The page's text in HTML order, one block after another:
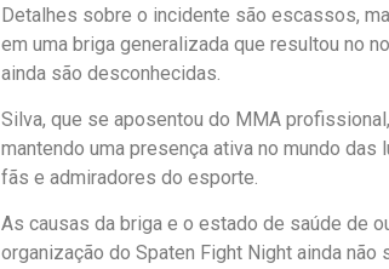
Detalhes sobre o incidente são escassos,
em uma briga generalizada que resultou no
ainda são desconhecidas.
Silva, que se aposentou do MMA
mantendo uma presença ativa no mundo
fãs e admiradores do esporte.
As causas da briga e o estado de saúde de
organização do Spaten Fight Night ainda